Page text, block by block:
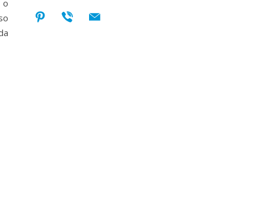
o
pinterest
viber mail